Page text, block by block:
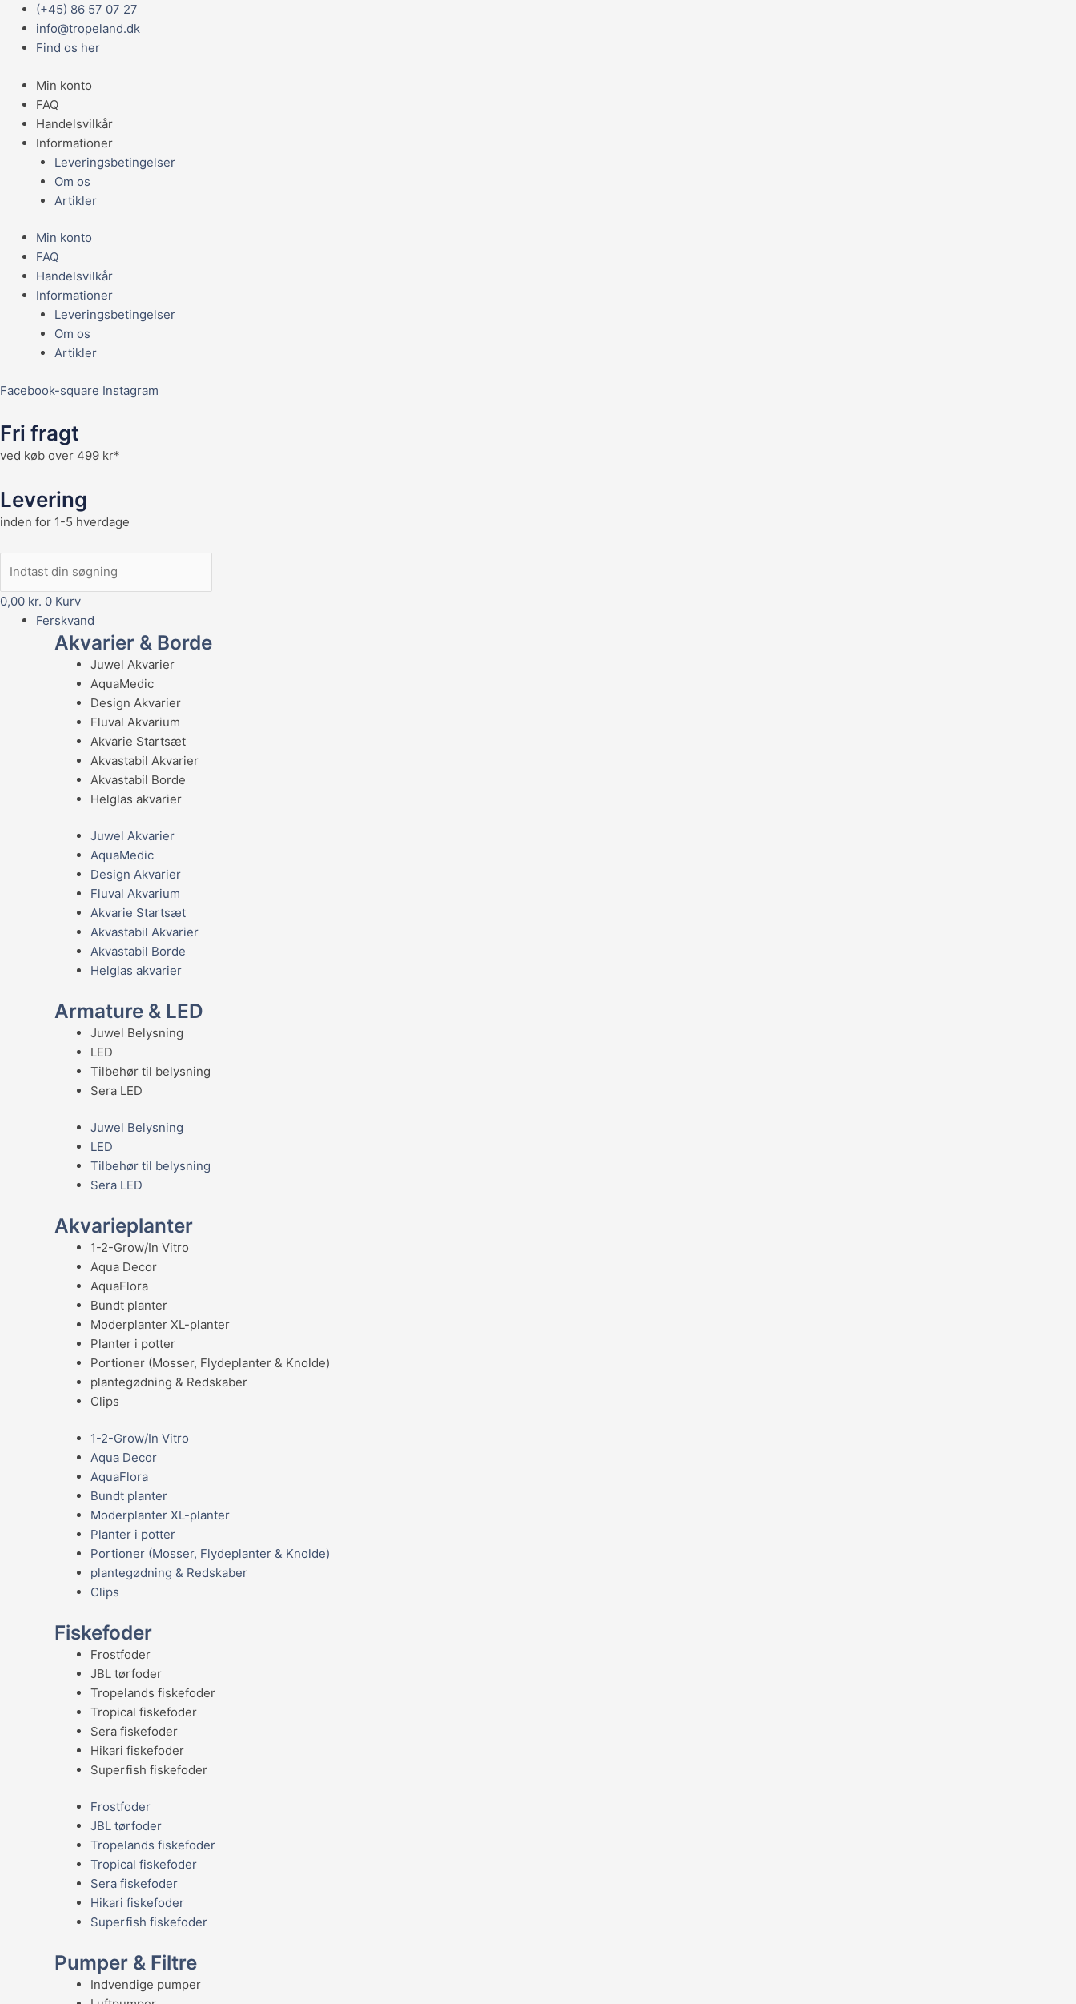
indholdet
(+45) 86 57 07 27
info@tropeland.dk
Find os her
Min konto
FAQ
Handelsvilkår
Informationer
Leveringsbetingelser
Om os
Artikler
Min konto
FAQ
Handelsvilkår
Informationer
Leveringsbetingelser
Om os
Artikler
Facebook-square Instagram
Fri fragt
ved køb over 499 kr*
Levering
inden for 1-5 hverdage
0,00 kr. 0 Kurv
Main
Menu
Ferskvand
Akvarier & Borde
Juwel Akvarier
AquaMedic
Design Akvarier
Fluval Akvarium
Akvarie Startsæt
Akvastabil Akvarier
Akvastabil Borde
Helglas akvarier
Juwel Akvarier
AquaMedic
Design Akvarier
Fluval Akvarium
Akvarie Startsæt
Akvastabil Akvarier
Akvastabil Borde
Helglas akvarier
Armature & LED
Juwel Belysning
LED
Tilbehør til belysning
Sera LED
Juwel Belysning
LED
Tilbehør til belysning
Sera LED
Akvarieplanter
1-2-Grow/In Vitro
Aqua Decor
AquaFlora
Bundt planter
Moderplanter XL-planter
Planter i potter
Portioner (Mosser, Flydeplanter & Knolde)
plantegødning & Redskaber
Clips
1-2-Grow/In Vitro
Aqua Decor
AquaFlora
Bundt planter
Moderplanter XL-planter
Planter i potter
Portioner (Mosser, Flydeplanter & Knolde)
plantegødning & Redskaber
Clips
Fiskefoder
Frostfoder
JBL tørfoder
Tropelands fiskefoder
Tropical fiskefoder
Sera fiskefoder
Hikari fiskefoder
Superfish fiskefoder
Frostfoder
JBL tørfoder
Tropelands fiskefoder
Tropical fiskefoder
Sera fiskefoder
Hikari fiskefoder
Superfish fiskefoder
Pumper & Filtre
Indvendige pumper